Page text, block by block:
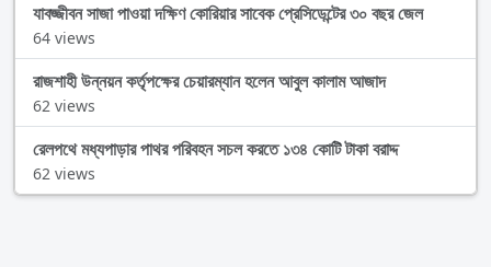
যাবজ্জীবন সাজা পাওয়া দক্ষিণ কোরিয়ার সাবেক প্রেসিডেন্টের ৩০ বছর জেল
64 views
রাজশাহী উন্নয়ন কর্তৃপক্ষের চেয়ারম্যান হলেন আবুল কালাম আজাদ
62 views
রেলপথে মধ্যপাড়ার পাথর পরিবহন সচল করতে ১৩৪ কোটি টাকা বরাদ্দ
62 views